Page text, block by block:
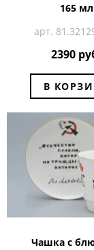
165 мл
арт.
2390
В
Чашка с